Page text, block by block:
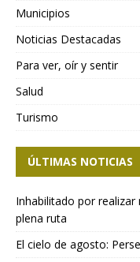
Municipios
Noticias Destacadas
Para ver, oír y sentir
Salud
Turismo
ÚLTIMAS NOTICIAS
Inhabilitado por
plena ruta
El cielo de agosto: